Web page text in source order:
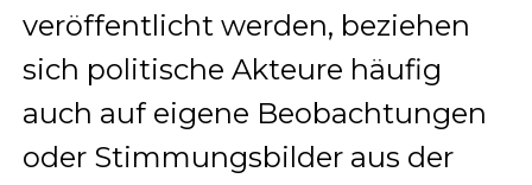
veröffentlicht werden, beziehen
sich politische Akteure häufig
auch auf eigene Beobachtungen
oder Stimmungsbilder aus der